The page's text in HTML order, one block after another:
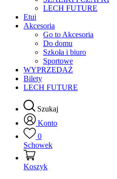
LECH FUTURE
Etui
Akcesoria
Go to Akcesoria
Do domu
Szkoła i biuro
Sportowe
WYPRZEDAŻ
Bilety
LECH FUTURE
Szukaj
Konto
0
Schowek
Koszyk